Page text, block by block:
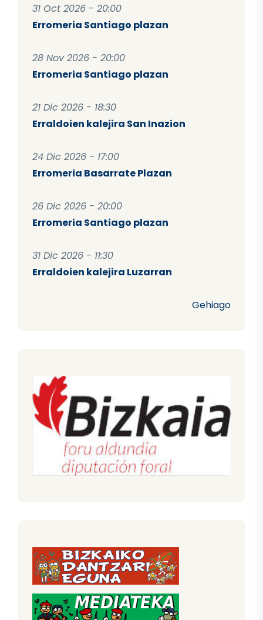
31 Oct 2026 - 20:00
Erromeria Santiago plazan
28 Nov 2026 - 20:00
Erromeria Santiago plazan
21 Dic 2026 - 18:30
Erraldoien kalejira San Inazion
24 Dic 2026 - 17:00
Erromeria Basarrate Plazan
26 Dic 2026 - 20:00
Erromeria Santiago plazan
31 Dic 2026 - 11:30
Erraldoien kalejira Luzarran
Gehiago